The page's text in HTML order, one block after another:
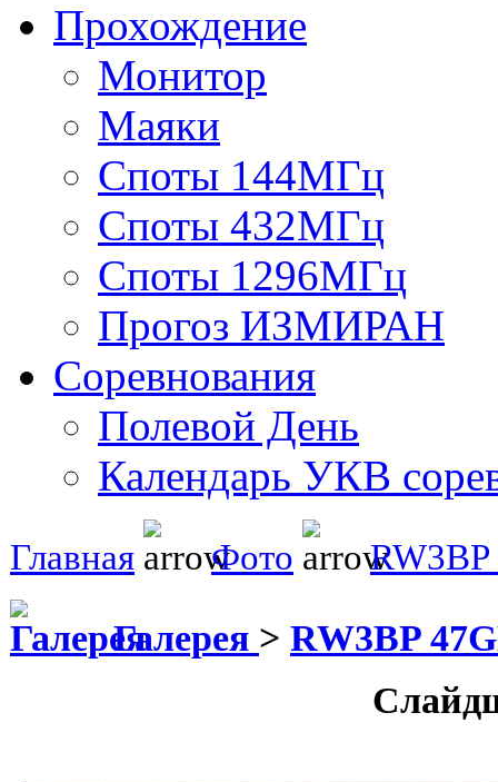
Прохождение
Монитор
Маяки
Споты 144МГц
Споты 432МГц
Споты 1296МГц
Прогоз ИЗМИРАН
Соревнования
Полевой День
Календарь УКВ
Главная Фото
Галерея > RW3BP